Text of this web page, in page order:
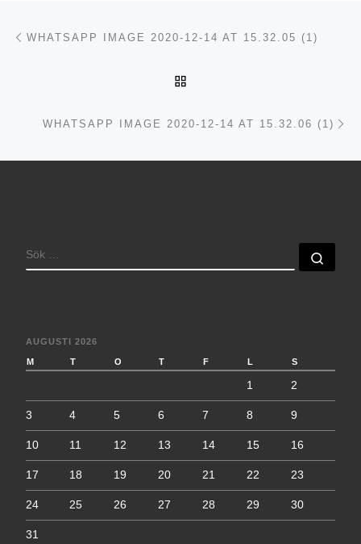
Inläggsnavigering
WHATSAPP IMAGE 2020-12-14 AT 15.32.05 (1)
WHATSAPP IMAGE 2020-12-14 AT 15.32.06 (1)
SÖK
AUGUSTI 2026
M T O T F L S
1 2
3 4 5 6 7 8 9
10 11 12 13 14 15 16
17 18 19 20 21 22 23
24 25 26 27 28 29 30
31